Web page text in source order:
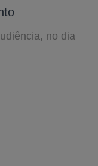
no dia